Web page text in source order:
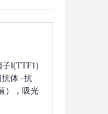
Ⅰ(TTF1)
抗体 -抗
），吸光